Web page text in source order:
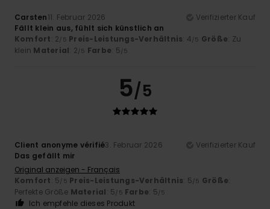
Carsten11. Februar 2026
Verifizierter Kauf
Fällt klein aus, fühlt sich künstlich an
Komfort: 2 /5 Preis-Leistungs-Verhältnis: 4 /5 Größe: Zu
klein Material: 2 /5 Farbe: 5 /5
5/5
Client anonyme vérifié3. Februar 2026
Verifizierter Kauf
Das gefällt mir
Original anzeigen - Français
Komfort: 5 /5 Preis-Leistungs-Verhältnis: 5 /5 Größe:
Perfekte Größe Material: 5 /5 Farbe: 5 /5
Ich empfehle dieses Produkt